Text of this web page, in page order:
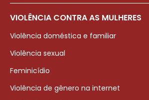
VIOLÊNCIA CONTRA AS MULHERES
Violência doméstica e familiar
Violência sexual
Feminicídio
Violência de gênero na internet